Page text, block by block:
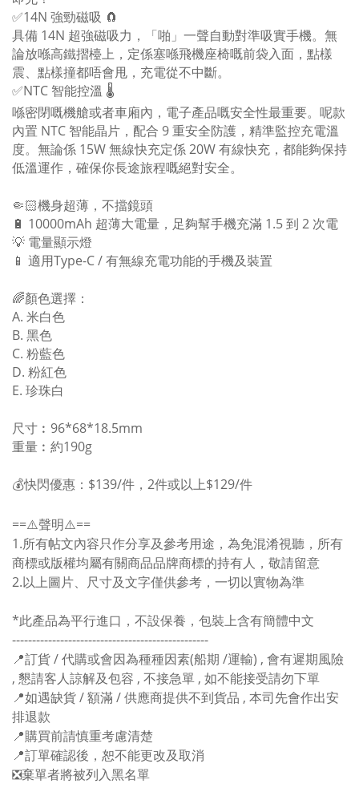
✅14N 強勁磁吸 🧲
具備 14N 超強磁吸力，「啪」一聲自動對準吸實手機。無
論放喺高鐵摺檯上，定係塞喺飛機座椅嘅前袋入面，點樣
震、點樣撞都唔會甩，充電從不中斷。
✅NTC 智能控溫 🌡️
喺密閉嘅機艙或者車廂內，電子產品嘅安全性最重要。呢款
內置 NTC 智能晶片，配合 9 重安全防護，精準監控充電溫
度。無論係 15W 無線快充定係 20W 有線快充，都能夠保持
低溫運作，確保你長途旅程嘅絕對安全。
🤏🏻機身超薄，不擋鏡頭
🔋 10000mAh 超薄大電量，足夠幫手機充滿 1.5 到 2 次電
💡 電量顯示燈
📱 適用Type-C / 有無線充電功能的手機及裝置
🌈顏色選擇：
A. 米白色
B. 黑色
C. 粉藍色
D. 粉紅色
E. 珍珠白
尺寸︰96*68*18.5mm
重量︰約190g
💰快閃優惠：$139/件，2件或以上$129/件
==⚠️聲明⚠️==
1.所有帖文內容只作分享及參考用途，為免混淆視聽，所有
商標或版權均屬有關商品品牌商標的持有人，敬請留意
2.以上圖片、尺寸及文字僅供參考，一切以實物為準
*此產品為平行進口，不設保養，包裝上含有簡體中文
-------------------------------------------------
📍訂貨 / 代購或會因為種種因素(船期 /運輸) , 會有遲期風險
, 懇請客人諒解及包容 , 不接急單 , 如不能接受請勿下單
📍如遇缺貨 / 額滿 / 供應商提供不到貨品 , 本司先會作出安
排退款
📍購買前請慎重考慮清楚
📍訂單確認後，恕不能更改及取消
❎棄單者將被列入黑名單